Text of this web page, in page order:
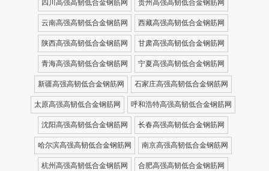
四川高强高韧低合金钢筋网 贵州高强高韧低合金钢筋网
云南高强高韧低合金钢筋网 西藏高强高韧低合金钢筋网
陕西高强高韧低合金钢筋网 甘肃高强高韧低合金钢筋网
青海高强高韧低合金钢筋网 宁夏高强高韧低合金钢筋网
新疆高强高韧低合金钢筋网 石家庄高强高韧低合金钢筋网
太原高强高韧低合金钢筋网 呼和浩特高强高韧低合金钢筋网
沈阳高强高韧低合金钢筋网 长春高强高韧低合金钢筋网
哈尔滨高强高韧低合金钢筋网 南京高强高韧低合金钢筋网
杭州高强高韧低合金钢筋网 合肥高强高韧低合金钢筋网